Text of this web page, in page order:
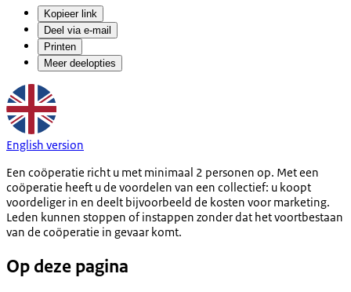
Kopieer link
Deel via e-mail
Printen
Meer deelopties
English version
Een coöperatie richt u met minimaal 2 personen op. Met een
coöperatie heeft u de voordelen van een collectief: u koopt
voordeliger in en deelt bijvoorbeeld de kosten voor marketing.
Leden kunnen stoppen of instappen zonder dat het voortbestaan
van de coöperatie in gevaar komt.
Op deze pagina